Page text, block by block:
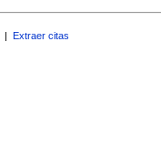
| Extraer citas